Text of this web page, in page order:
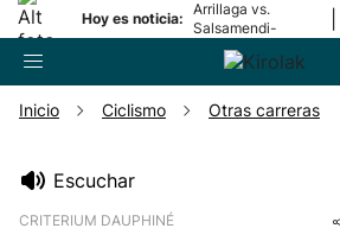
Hoy es noticia:
Arrillaga vs.
Salsamendi-
Bergara y Erasun
vs. Gaminde
Inicio Ciclismo Otras carreras
Escuchar
CRITERIUM DAUPHINÉ